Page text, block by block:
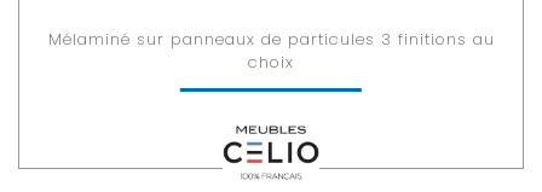
Mélaminé sur panneaux de particules 3 finitions au
choix